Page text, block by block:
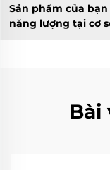
Sản phẩm của
năng lượng tại cơ
Bài